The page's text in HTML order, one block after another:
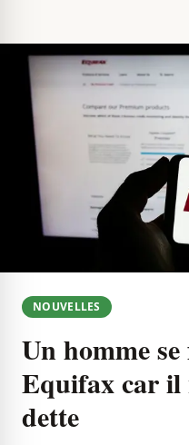
NOUVELLES
Un homme
Equifax car il
dette